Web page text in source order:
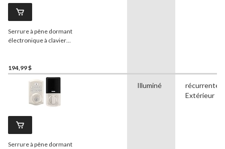
Serrure à pêne dormant
électronique à clavier
satiné
194,99 $
Serrure à pêne dormant
Illuminé
récurrente,
Extérieur